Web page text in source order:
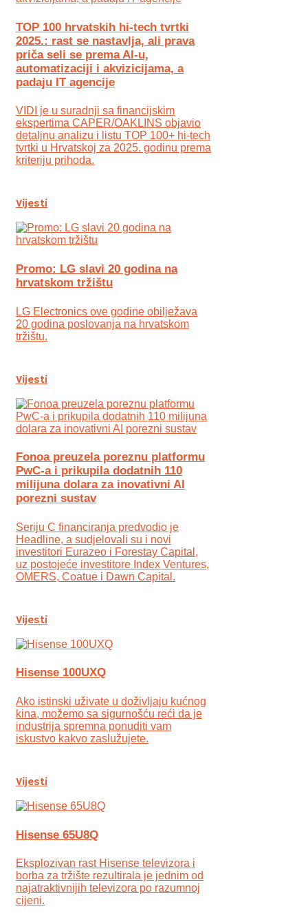
TOP 100 hrvatskih hi-tech tvrtki
2025.: rast se nastavlja, ali prava
priča seli se prema AI-u,
automatizaciji i akvizicijama, a
padaju IT agencije
VIDI je u suradnji sa financijskim
ekspertima CAPER/OAKLINS objavio
detaljnu analizu i listu TOP 100+ hi-tech
tvrtki u Hrvatskoj za 2025. godinu prema
kriteriju prihoda.
Vijesti
Promo: LG slavi 20 godina na
hrvatskom tržištu
LG Electronics ove godine obilježava
20 godina poslovanja na hrvatskom
tržištu.
Vijesti
Fonoa preuzela poreznu platformu
PwC-a i prikupila dodatnih 110
milijuna dolara za inovativni AI
porezni sustav
Seriju C financiranja predvodio je
Headline, a sudjelovali su i novi
investitori Eurazeo i Forestay Capital,
uz postojeće investitore Index Ventures,
OMERS, Coatue i Dawn Capital.
Vijesti
Hisense 100UXQ
Ako istinski uživate u doživljaju kućnog
kina, možemo sa sigurnošću reći da je
industrija spremna ponuditi vam
iskustvo kakvo zaslužujete.
Vijesti
Hisense 65U8Q
Eksplozivan rast Hisense televizora i
borba za tržište rezultirala je jednim od
najatraktivnijih televizora po razumnoj
cijeni.